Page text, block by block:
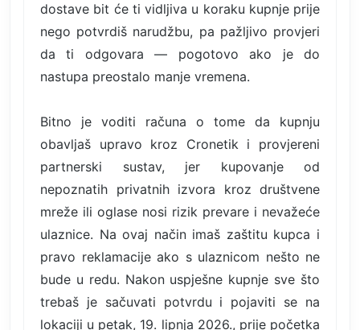
dostave bit će ti vidljiva u koraku kupnje prije
nego potvrdiš narudžbu, pa pažljivo provjeri
da ti odgovara — pogotovo ako je do
nastupa preostalo manje vremena.
Bitno je voditi računa o tome da kupnju
obavljaš upravo kroz Cronetik i provjereni
partnerski sustav, jer kupovanje od
nepoznatih privatnih izvora kroz društvene
mreže ili oglase nosi rizik prevare i nevažeće
ulaznice. Na ovaj način imaš zaštitu kupca i
pravo reklamacije ako s ulaznicom nešto ne
bude u redu. Nakon uspješne kupnje sve što
trebaš je sačuvati potvrdu i pojaviti se na
lokaciji u petak, 19. lipnja 2026., prije početka